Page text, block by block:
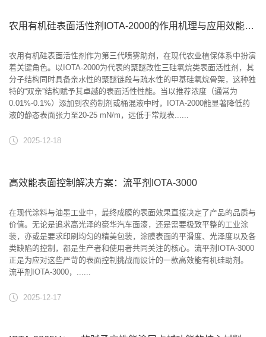
农用有机硅表面活性剂IOTA-2000的作用机理与应用效能分析
农用有机硅表面活性剂作为第三代喷雾助剂，在现代农业植保体系中扮演
着关键角色。以IOTA-2000为代表的聚醚改性三硅氧烷类表面活性剂，其
分子结构同时具备亲水性的聚醚链段与疏水性的甲基硅氧烷骨架，这种独
特的“双亲”结构赋予其卓越的表面活性性能。当以推荐浓度（通常为
0.01%-0.1%）添加到农药制剂或桶混液中时，IOTA-2000能显著降低药
液的静态表面张力至20-25 mN/m，远低于常规表......
2025-12-18
高效能表面控制解决方案：流平剂IOTA-3000
在现代涂料与油墨工业中，最终成膜的表面效果直接决定了产品的品质与
价值。无论是追求高光泽的豪华汽车面漆，还是需要极致平整的工业涂
装，亦或是要求印刷均匀的精美包装，涂膜表面的平滑度、光泽度以及各
类缺陷的控制，都是生产者和使用者共同关注的核心。流平剂IOTA-3000
正是为应对这些严苛的表面控制挑战而设计的一款高效能有机硅助剂。
流平剂IOTA-3000，......
2025-12-17